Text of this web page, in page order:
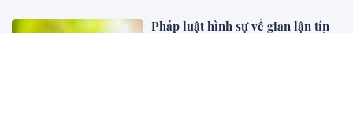
Pháp luật hình sự về gian lận tín